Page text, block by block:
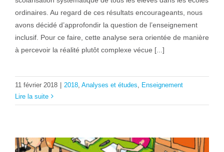
ordinaires. Au regard de ces résultats encourageants, nous
avons décidé d’approfondir la question de l’enseignement
inclusif. Pour ce faire, cette analyse sera orientée de manière
à percevoir la réalité plutôt complexe vécue [...]
11 février 2018 2018 Analyses et études
Enseignement
Lire la suite